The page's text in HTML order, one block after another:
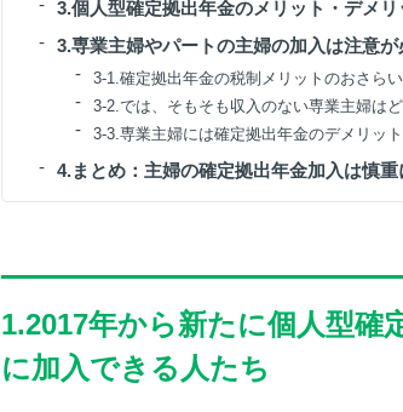
3.個人型確定拠出年金のメリット・デメリ
3.専業主婦やパートの主婦の加入は注意が
3-1.確定拠出年金の税制メリットのおさらい
3-2.では、そもそも収入のない専業主婦は
3-3.専業主婦には確定拠出年金のデメリッ
4.まとめ：主婦の確定拠出年金加入は慎重
1.2017年から新たに個人型確
に加入できる人たち